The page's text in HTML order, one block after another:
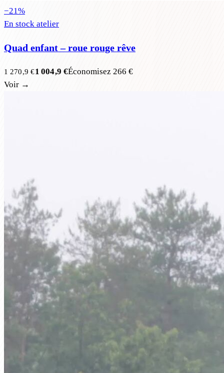
−21%
En stock atelier
Quad enfant – roue rouge rêve
1 270,9 €1 004,9 €Économisez266 €
Voir →